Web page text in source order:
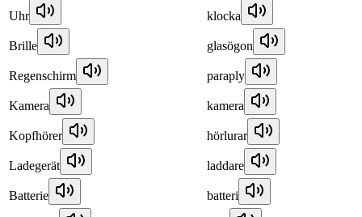
Uhr klocka
Brille glasögon
Regenschirm paraply
Kamera kamera
Kopfhörer hörlurar
Ladegerät laddare
Batterie batteri